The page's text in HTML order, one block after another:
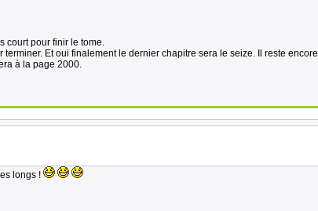
court pour finir le tome.
Et oui finalement le dernier chapitre sera le seize. Il reste encore
à la page 2000.
longs !